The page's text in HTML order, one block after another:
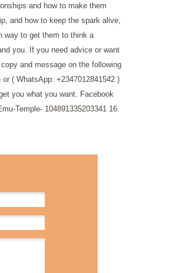
and how to make them
and how to keep the spark alive,
way to get them to think a
you. If you need advice or want
and message on the following
( WhatsApp: +2347012841542 )
you what you want. Facebook
Temple- 104891335203341 16.